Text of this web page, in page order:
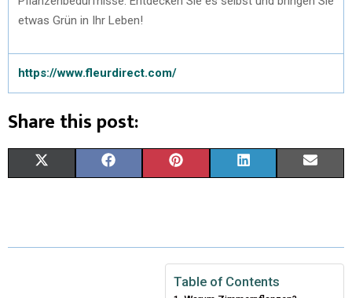
etwas Grün in Ihr Leben!
https://www.fleurdirect.com/
Share this post:
W E T
E
K I
Table of Contents